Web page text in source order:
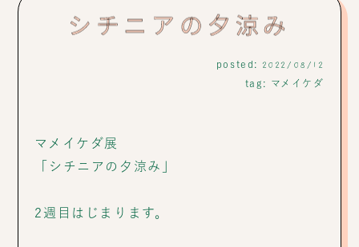
シチニアの夕涼み
posted: 2022/08/12
tag:
マメイケダ
マメイケダ展
「シチニアの夕涼み」
2週目はじまります。